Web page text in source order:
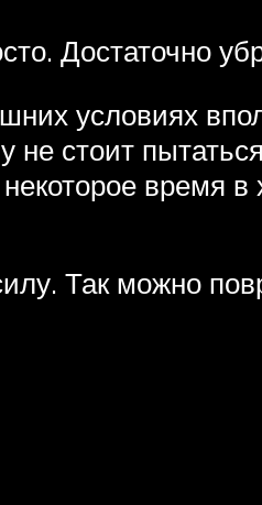
Достаточно
условиях
не стоит
время в
Так можно